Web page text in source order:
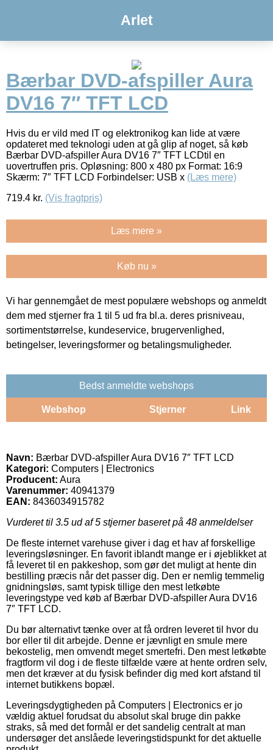
Arlet
Bærbar DVD-afspiller Aura
DV16 7″ TFT LCD
Hvis du er vild med IT og elektronikog kan lide at være
opdateret med teknologi uden at gå glip af noget, så køb
Bærbar DVD-afspiller Aura DV16 7″ TFT LCDtil en
uovertruffen pris. Opløsning: 800 x 480 px Format: 16:9
Skærm: 7″ TFT LCD Forbindelser: USB x (Læs mere)
719.4 kr. (Vis fragtpris)
Læs mere »
Køb nu »
Vi har gennemgået de mest populære webshops og anmeldt
dem med stjerner fra 1 til 5 ud fra bl.a. deres prisniveau,
sortimentstørrelse, kundeservice, brugervenlighed,
betingelser, leveringsformer og betalingsmuligheder.
Bedst anmeldte webshops
Webshop Stjerner Link
Navn: Bærbar DVD-afspiller Aura DV16 7″ TFT LCD
Kategori: Computers | Electronics
Producent: Aura
Varenummer: 40941379
EAN: 8436034915782
Vurderet til 3.5 ud af 5 stjerner baseret på 48 anmeldelser
De fleste internet varehuse giver i dag et hav af forskellige
leveringsløsninger. En favorit iblandt mange er i øjeblikket at
få leveret til en pakkeshop, som gør det muligt at hente din
bestilling præcis når det passer dig. Den er nemlig temmelig
gnidningsløs, samt typisk tillige den mest letkøbte
leveringstype ved køb af Bærbar DVD-afspiller Aura DV16
7″ TFT LCD.
Du bør alternativt tænke over at få ordren leveret til hvor du
bor eller til dit arbejde. Denne er jævnligt en smule mere
bekostelig, men omvendt meget smertefri. Den mest letkøbte
fragtform vil dog i de fleste tilfælde være at hente ordren selv,
men det kræver at du fysisk befinder dig med kort afstand til
internet butikkens bopæl.
Leveringsdygtigheden på Computers | Electronics er jo
vældig aktuel forudsat du absolut skal bruge din pakke
straks, så med det formål er det sandelig centralt at man
undersøger det anslåede leveringstidspunkt for det aktuelle